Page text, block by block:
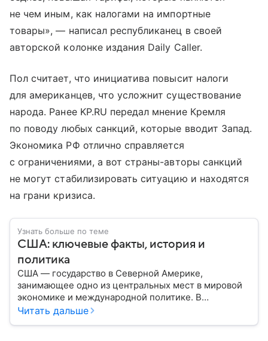
не чем иным, как налогами на импортные
товары», — написал республиканец в своей
авторской колонке издания Daily Caller.
Пол считает, что инициатива повысит налоги
для американцев, что усложнит существование
народа. Ранее KP.RU передал мнение Кремля
по поводу любых санкций, которые вводит Запад.
Экономика РФ отлично справляется
с ограничениями, а вот страны-авторы санкций
не могут стабилизировать ситуацию и находятся
на грани кризиса.
Узнать больше по теме
США: ключевые факты, история и
политика
США — государство в Северной Америке,
занимающее одно из центральных мест в мировой
экономике и международной политике. В
материале — основные сведения об этой стране.
Читать дальше